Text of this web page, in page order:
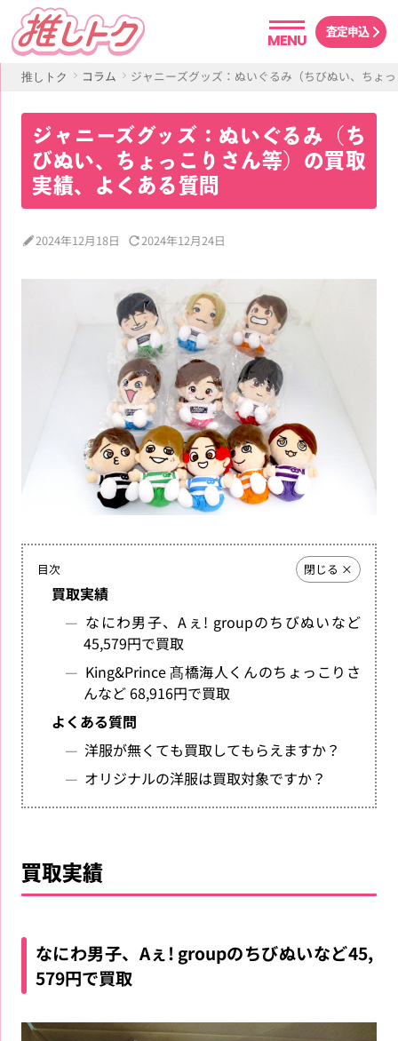
MENU
査定申込
推しトク コラム ジャニーズグッズ：ぬいぐるみ（ちびぬい、ちょ
ジャニーズグッズ：ぬいぐるみ（ち
びぬい、ちょっこりさん等）の買取
実績、よくある質問
2024年12月18日 2024年12月24日
目次
買取実績
なにわ男子、Aぇ! groupのちびぬいなど
45,579円で買取
King&Prince 髙橋海人くんのちょっこりさ
んなど 68,916円で買取
よくある質問
洋服が無くても買取してもらえますか？
オリジナルの洋服は買取対象ですか？
買取実績
なにわ男子、Aぇ! groupのちびぬいなど45,
579円で買取